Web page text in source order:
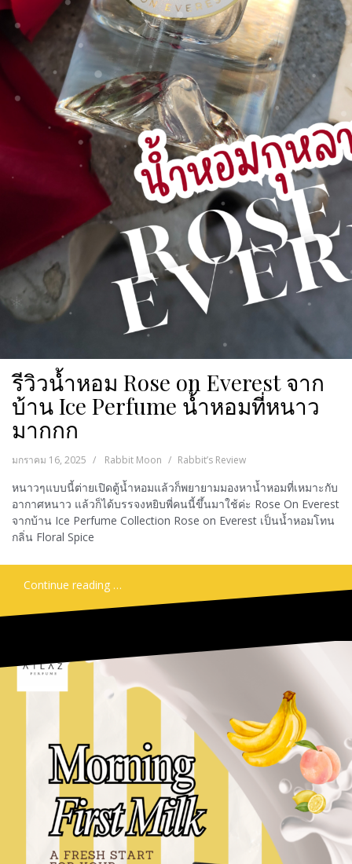
รีวิวน้ำหอม Rose on Everest จาก
บ้าน Ice Perfume น้ำหอมที่หนาว
มากกก
มกราคม 16, 2025 Rabbit Moon Rabbit’s Review
หนาวๆแบบนี้ต่ายเปิดตู้น้ำหอมแล้วก็พยายามมองหาน้ำหอมที่เหมาะกับ
อากาศหนาว แล้วก็ได้บรรจงหยิบพี่คนนี้ขึ้นมาใช้ค่ะ Rose On Everest
จากบ้าน Ice Perfume Collection Rose on Everest เป็นน้ำหอมโทน
กลิ่น Floral Spice
Continue reading …